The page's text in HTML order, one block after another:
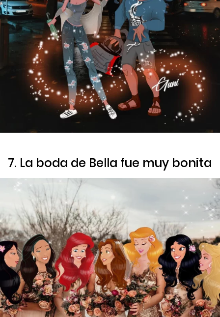
7. La boda de Bella fue muy bonita